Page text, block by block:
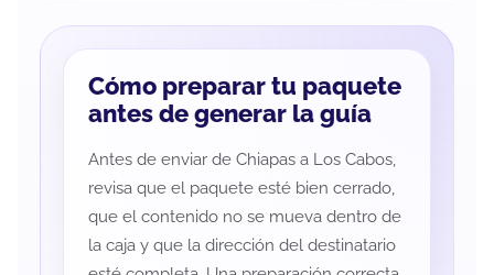
Cómo preparar tu paquete
antes de generar la guía
Antes de enviar de Chiapas a Los Cabos,
revisa que el paquete esté bien cerrado,
que el contenido no se mueva dentro de
la caja y que la dirección del destinatario